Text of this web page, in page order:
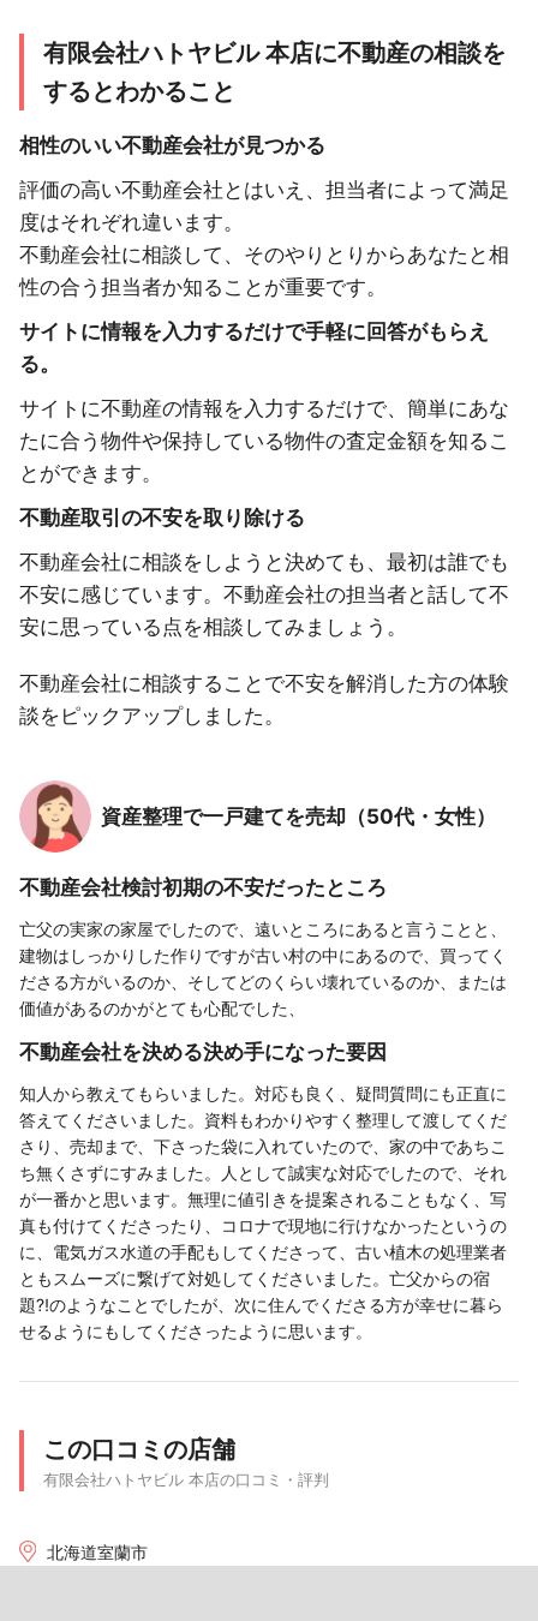
有限会社ハトヤビル 本店に不動産の相談を
するとわかること
相性のいい不動産会社が見つかる
評価の高い不動産会社とはいえ、担当者によって満足
度はそれぞれ違います。
不動産会社に相談して、そのやりとりからあなたと相
性の合う担当者か知ることが重要です。
サイトに情報を入力するだけで手軽に回答がもらえ
る。
サイトに不動産の情報を入力するだけで、簡単にあな
たに合う物件や保持している物件の査定金額を知るこ
とができます。
不動産取引の不安を取り除ける
不動産会社に相談をしようと決めても、最初は誰でも
不安に感じています。不動産会社の担当者と話して不
安に思っている点を相談してみましょう。
不動産会社に相談することで不安を解消した方の体験
談をピックアップしました。
資産整理で一戸建てを売却（50代・女性）
不動産会社検討初期の不安だったところ
亡父の実家の家屋でしたので、遠いところにあると言うことと、
建物はしっかりした作りですが古い村の中にあるので、買ってく
ださる方がいるのか、そしてどのくらい壊れているのか、または
価値があるのかがとても心配でした、
不動産会社を決める決め手になった要因
知人から教えてもらいました。対応も良く、疑問質問にも正直に
答えてくださいました。資料もわかりやすく整理して渡してくだ
さり、売却まで、下さった袋に入れていたので、家の中であちこ
ち無くさずにすみました。人として誠実な対応でしたので、それ
が一番かと思います。無理に値引きを提案されることもなく、写
真も付けてくださったり、コロナで現地に行けなかったというの
に、電気ガス水道の手配もしてくださって、古い植木の処理業者
ともスムーズに繋げて対処してくださいました。亡父からの宿
題⁈のようなことでしたが、次に住んでくださる方が幸せに暮ら
せるようにもしてくださったように思います。
この口コミの店舗
有限会社ハトヤビル 本店の口コミ・評判
北海道室蘭市